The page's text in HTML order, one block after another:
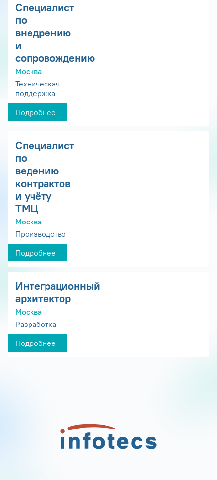
Специалист
по
внедрению
и
сопровождению
Москва
Техническая
поддержка
Подробнее
Специалист
по
ведению
контрактов
и учёту
ТМЦ
Москва
Производство
Подробнее
Интеграционный
архитектор
Москва
Разработка
Подробнее